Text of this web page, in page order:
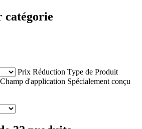
catégorie
Prix Réduction Type de Produit
Champ d'application Spécialement conçu